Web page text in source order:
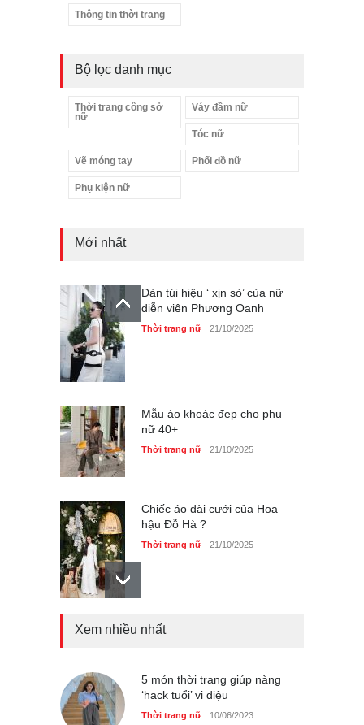
Thông tin thời trang
Bộ lọc danh mục
Thời trang công sở
nữ
Váy đầm nữ
Tóc nữ
Vẽ móng tay Phối đồ nữ
Phụ kiện nữ
Mới nhất
Dàn túi hiệu ‘ xịn sò’ của nữ
diễn viên Phương Oanh
Thời trang nữ 21/10/2025
Mẫu áo khoác đẹp cho phụ
nữ 40+
Thời trang nữ 21/10/2025
Chiếc áo dài cưới của Hoa
hậu Đỗ Hà ?
Thời trang nữ 21/10/2025
GAP Hoodie biểu tượng
Liệu bạn đã thấy được sức
mạnh của phối đồ ?
Xem nhiều nhất
5 món thời trang giúp nàng
‘hack tuổi’ vi diệu
Thời trang nữ 10/06/2023